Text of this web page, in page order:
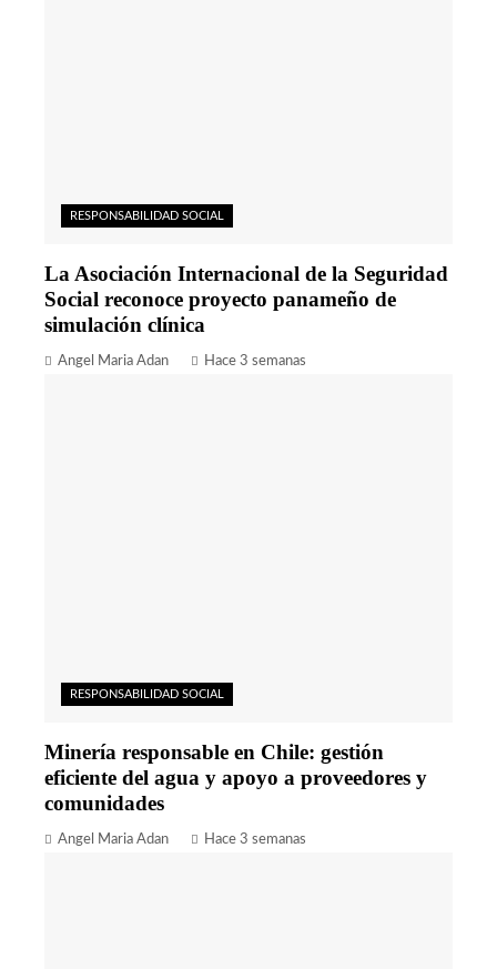
RESPONSABILIDAD SOCIAL
La Asociación Internacional de la Seguridad
Social reconoce proyecto panameño de
simulación clínica
Angel Maria Adan Hace 3 semanas
RESPONSABILIDAD SOCIAL
Minería responsable en Chile: gestión
eficiente del agua y apoyo a proveedores y
comunidades
Angel Maria Adan Hace 3 semanas